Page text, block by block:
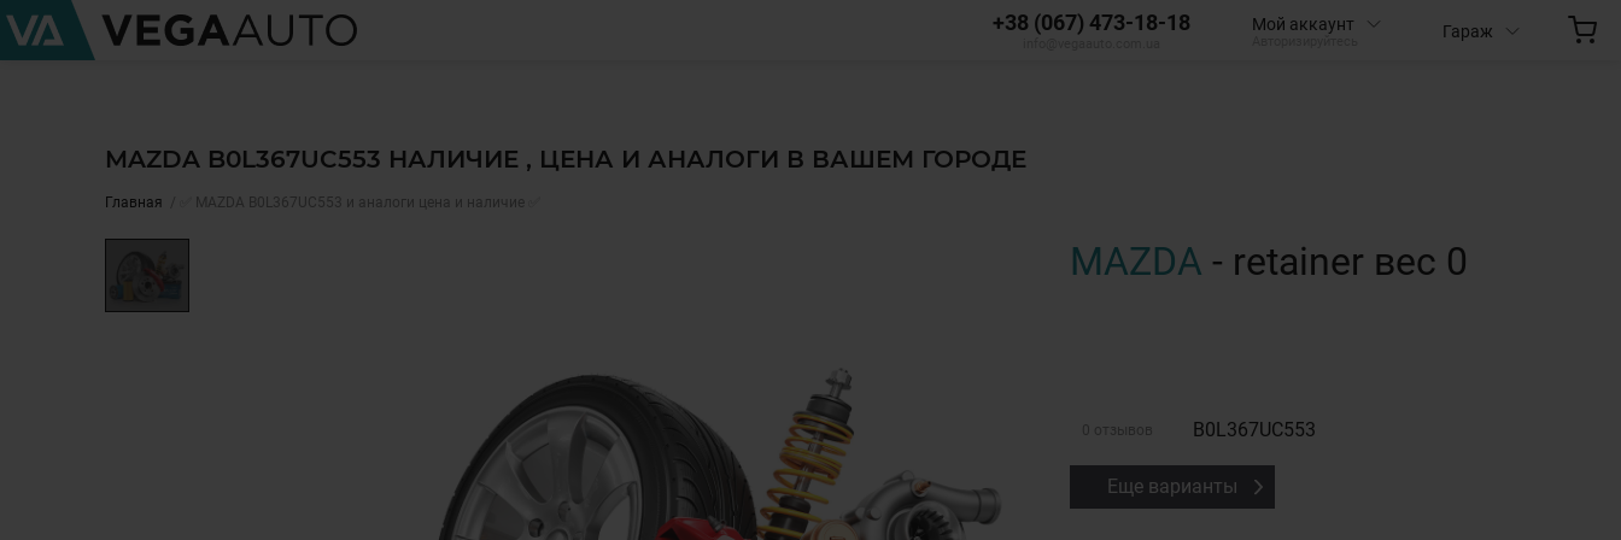
+38 (067) 473-18-18 Мой аккаунт Гараж
MAZDA B0L367UC553 НАЛИЧИЕ , ЦЕНА И АНАЛОГИ В ВАШЕМ ГОРОДЕ
Главная ✅ MAZDA B0L367UC553 и аналоги цена и наличие ✅
MAZDA - retainer вес 0
0 отзывов B0L367UC553
Еще варианты